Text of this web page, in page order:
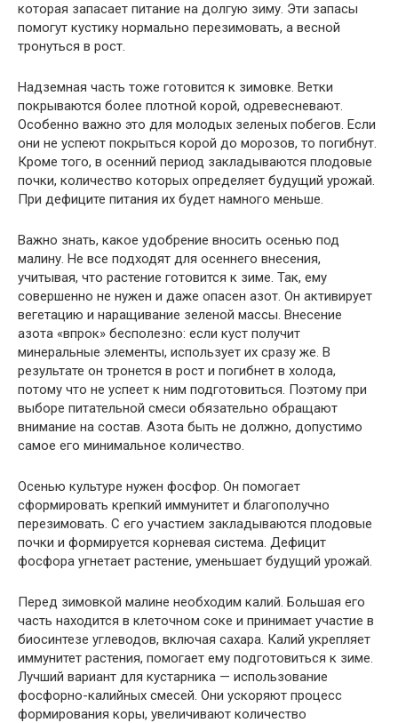
которая запасает питание на долгую зиму. Эти запасы
помогут кустику нормально перезимовать, а весной
тронуться в рост.
Надземная часть тоже готовится к зимовке. Ветки
покрываются более плотной корой, одревесневают.
Особенно важно это для молодых зеленых побегов. Если
они не успеют покрыться корой до морозов, то погибнут.
Кроме того, в осенний период закладываются плодовые
почки, количество которых определяет будущий урожай.
При дефиците питания их будет намного меньше.
Важно знать, какое удобрение вносить осенью под
малину. Не все подходят для осеннего внесения,
учитывая, что растение готовится к зиме. Так, ему
совершенно не нужен и даже опасен азот. Он активирует
вегетацию и наращивание зеленой массы. Внесение
азота «впрок» бесполезно: если куст получит
минеральные элементы, использует их сразу же. В
результате он тронется в рост и погибнет в холода,
потому что не успеет к ним подготовиться. Поэтому при
выборе питательной смеси обязательно обращают
внимание на состав. Азота быть не должно, допустимо
самое его минимальное количество.
Осенью культуре нужен фосфор. Он помогает
сформировать крепкий иммунитет и благополучно
перезимовать. С его участием закладываются плодовые
почки и формируется корневая система. Дефицит
фосфора угнетает растение, уменьшает будущий урожай.
Перед зимовкой малине необходим калий. Большая его
часть находится в клеточном соке и принимает участие в
биосинтезе углеводов, включая сахара. Калий укрепляет
иммунитет растения, помогает ему подготовиться к зиме.
Лучший вариант для кустарника — использование
фосфорно-калийных смесей. Они ускоряют процесс
формирования коры, увеличивают количество